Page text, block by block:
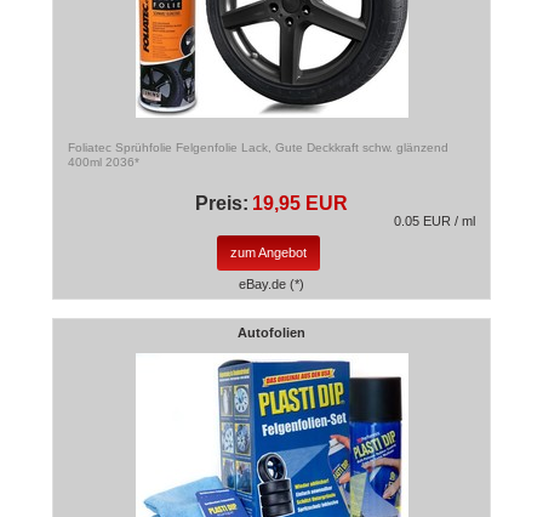
Foliatec Sprühfolie Felgenfolie Lack, Gute Deckkraft schw. glänzend
400ml 2036*
Preis: 19,95 EUR
0.05 EUR / ml
zum Angebot
eBay.de (*)
Autofolien